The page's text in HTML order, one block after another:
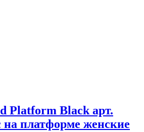
Platform Black арт.
на платформе женские